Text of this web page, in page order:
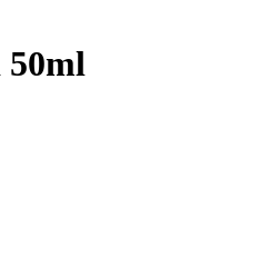
50ml